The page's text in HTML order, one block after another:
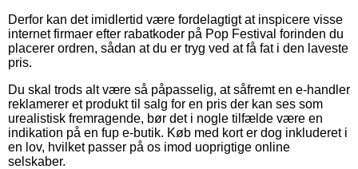
Derfor kan det imidlertid være fordelagtigt at inspicere visse
internet firmaer efter rabatkoder på Pop Festival forinden du
placerer ordren, sådan at du er tryg ved at få fat i den laveste
pris.
Du skal trods alt være så påpasselig, at såfremt en e-handler
reklamerer et produkt til salg for en pris der kan ses som
urealistisk fremragende, bør det i nogle tilfælde være en
indikation på en fup e-butik. Køb med kort er dog inkluderet i
en lov, hvilket passer på os imod uoprigtige online
selskaber.